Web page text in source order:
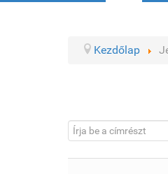
Kezdőlap
Írja be a címrészt